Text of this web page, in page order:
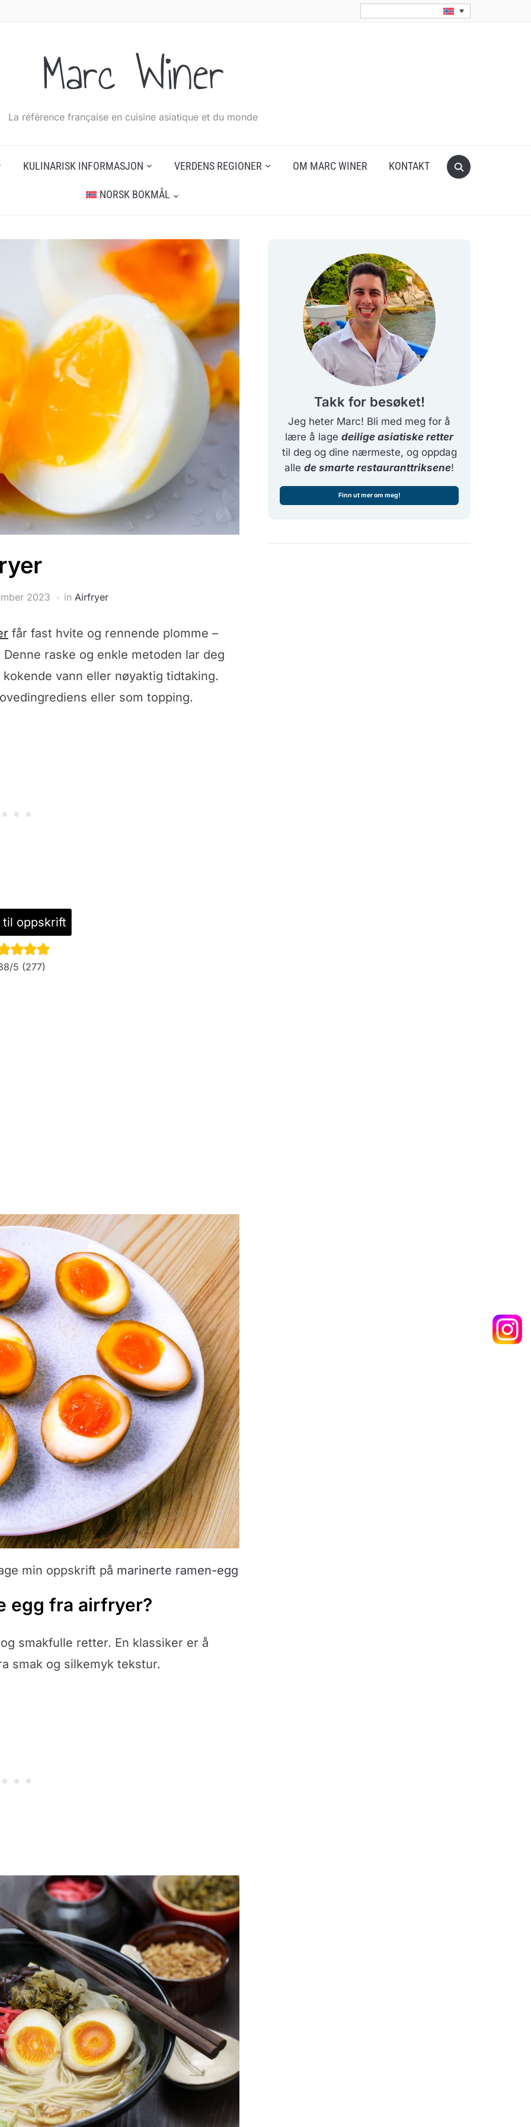
Marc Winer
La référence française en cuisine asiatique et du monde
Search
for:
KULINARISK INFORMASJON VERDENS REGIONER OM MARC WINER KONTAKT
NORSK BOKMÅL
2023 in Airfryer
får fast hvite og rennende plomme –
raske og enkle metoden lar deg
vann eller nøyaktig tidtaking.
eller som topping.
til oppskrift
/5 (277)
min oppskrift på marinerte ramen-egg
egg fra airfryer?
smakfulle retter. En klassiker er å
smak og silkemyk tekstur.
Takk for besøket!
Jeg heter Marc! Bli med meg for å
lære å lage deilige asiatiske retter
til deg og dine nærmeste, og oppdag
alle de smarte restauranttriksene!
Finn ut mer om meg!